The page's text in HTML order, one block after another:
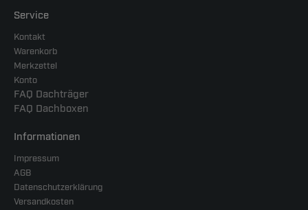
Service
Kontakt
Warenkorb
Merkzettel
Konto
FAQ Dachträger
FAQ Dachboxen
Informationen
Impressum
AGB
Datenschutzerklärung
Versandkosten